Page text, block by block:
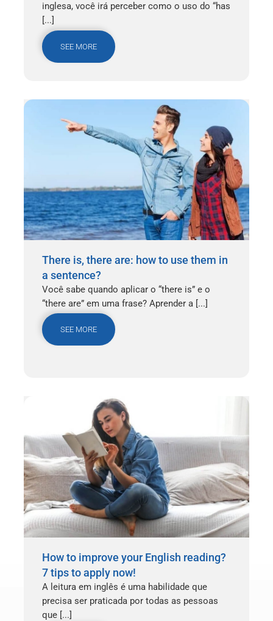
inglesa, você irá perceber como o uso do “has
[...]
SEE MORE
There is, there are: how to use them in
a sentence?
Você sabe quando aplicar o “there is” e o
“there are” em uma frase? Aprender a [...]
SEE MORE
How to improve your English reading?
7 tips to apply now!
A leitura em inglês é uma habilidade que
precisa ser praticada por todas as pessoas
que [...]